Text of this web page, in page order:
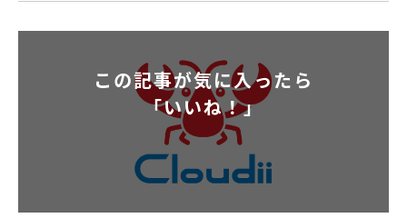
この記事が気に入ったら
「いいね！」